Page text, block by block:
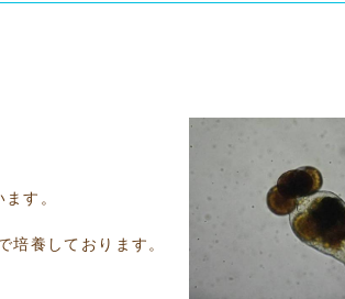
しました。
す。
養しております。